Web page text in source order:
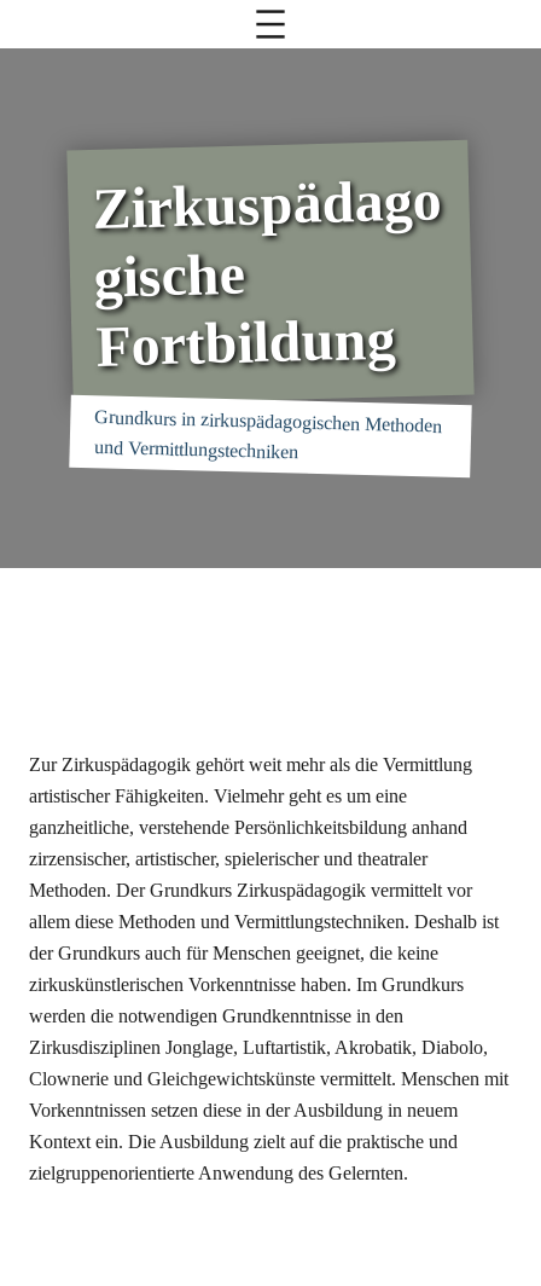
Zirkuspädago
gische
Fortbildung
Grundkurs in zirkuspädagogischen Methoden
und Vermittlungstechniken
Zur Zirkuspädagogik gehört weit mehr als die Vermittlung
artistischer Fähigkeiten. Vielmehr geht es um eine
ganzheitliche, verstehende Persönlichkeitsbildung anhand
zirzensischer, artistischer, spielerischer und theatraler
Methoden. Der Grundkurs Zirkuspädagogik vermittelt vor
allem diese Methoden und Vermittlungstechniken. Deshalb ist
der Grundkurs auch für Menschen geeignet, die keine
zirkuskünstlerischen Vorkenntnisse haben. Im Grundkurs
werden die notwendigen Grundkenntnisse in den
Zirkusdisziplinen Jonglage, Luftartistik, Akrobatik, Diabolo,
Clownerie und Gleichgewichtskünste vermittelt. Menschen mit
Vorkenntnissen setzen diese in der Ausbildung in neuem
Kontext ein. Die Ausbildung zielt auf die praktische und
zielgruppenorientierte Anwendung des Gelernten.